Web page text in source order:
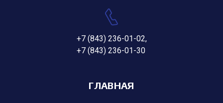
+7 (843) 236-01-02,
+7 (843) 236-01-30
ГЛАВНАЯ